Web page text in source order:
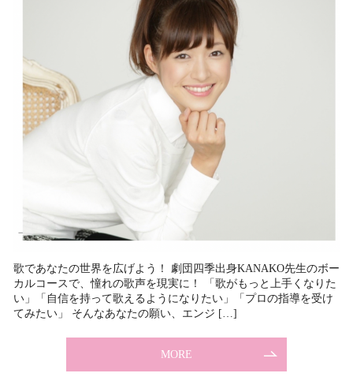
歌であなたの世界を広げよう！ 劇団四季出身KANAKO先生のボー
カルコースで、憧れの歌声を現実に！ 「歌がもっと上手くなりた
い」「自信を持って歌えるようになりたい」「プロの指導を受け
てみたい」 そんなあなたの願い、エンジ […]
MORE